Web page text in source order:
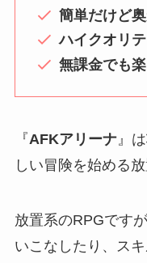
簡単だけど
ハイクオリ
無課金でも
『AFKアリーナ』
しい冒険を始める
放置系のRPGです
いこなしたり、ス